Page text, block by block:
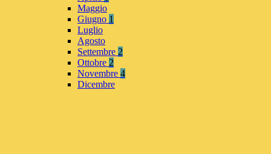
Maggio
Giugno 1
Luglio
Agosto
Settembre 2
Ottobre 2
Novembre 4
Dicembre